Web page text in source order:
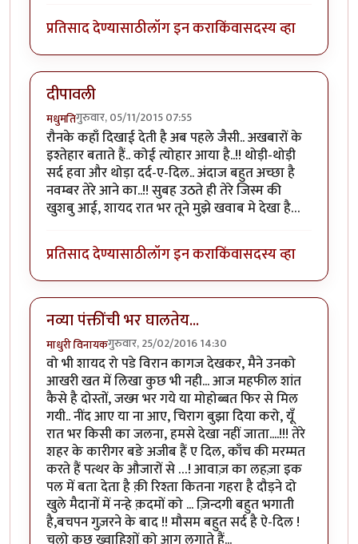
प्रतिसाद देण्यासाठीलॉग इन कराकिंवासदस्य व्हा
दीपावली
मधुमतिगुरुवार, 05/11/2015 07:55
रौनके कहाँ दिखाई देती है अब पहले जैसी.. अखबारों के
इश्तेहार बताते हैं.. कोई त्योहार आया है..!! थोड़ी-थोड़ी
सर्द हवा और थोड़ा दर्द-ए-दिल.. अंदाज बहुत अच्छा है
नवम्बर तेरे आने का..!! सुबह उठते ही तेरे जिस्म की
खुशबु आई, शायद रात भर तूने मुझे खवाब मे देखा है…
प्रतिसाद देण्यासाठीलॉग इन कराकिंवासदस्य व्हा
नव्या पंक्तींची भर घालतेय...
माधुरी विनायकगुरुवार, 25/02/2016 14:30
वो भी शायद रो पडे विरान कागज देखकर, मैने उनको
आखरी खत में लिखा कुछ भी नही... आज महफील शांत
कैसे है दोस्तों, जख्म भर गये या मोहोब्बत फिर से मिल
गयी.. नींद आए या ना आए, चिराग बुझा दिया करो, यूँ
रात भर किसी का जलना, हमसे देखा नहीं जाता....!!! तेरे
शहर के कारीगर बङे अजीब हैं ए दिल, काँच की मरम्मत
करते हैं पत्थर के औजारों से …! आवाज़ का लहज़ा इक
पल में बता देता है क़ी रिश्ता कितना गहरा है दौड़ने दो
खुले मैदानों में नन्हे क़दमों को ... ज़िन्दगी बहुत भगाती
है,बचपन गुज़रने के बाद !! मौसम बहुत सर्द है ऐ-दिल !